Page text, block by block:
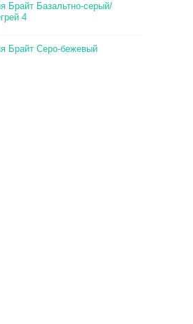
Брайт Базальтно-серый/
4
Брайт Серо-бежевый